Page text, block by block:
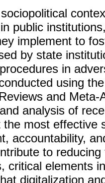
public
implement to
by state
in
using
and
analysis of
the most effective
accountability,
to
critical elements
digitalization